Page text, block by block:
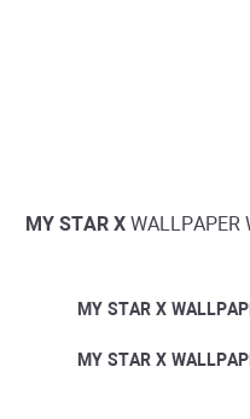
MY STAR XWALLPAPER